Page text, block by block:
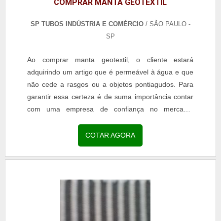
COMPRAR MANTA GEOTEXTIL
SP TUBOS INDÚSTRIA E COMÉRCIO/ SÃO PAULO -
SP
Ao comprar manta geotextil, o cliente estará
adquirindo um artigo que é permeável à água e que
não cede a rasgos ou a objetos pontiagudos. Para
garantir essa certeza é de suma importância contar
com uma empresa de confiança no mercado.
geotextil Contando com uma empresa de confiança,
é garantida diversas características e vantagens
para os clinetes, como:O produto não se danifica se
e orgânicos;O cliente poderá aplicar esse item para
COTAR AGORA